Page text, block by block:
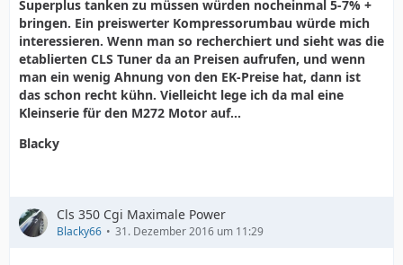
Superplus tanken zu müssen würden nocheinmal 5-7% +
bringen. Ein preiswerter Kompressorumbau würde mich
interessieren. Wenn man so recherchiert und sieht was die
etablierten CLS Tuner da an Preisen aufrufen, und wenn
man ein wenig Ahnung von den EK-Preise hat, dann ist
das schon recht kühn. Vielleicht lege ich da mal eine
Kleinserie für den M272 Motor auf...
Blacky
Cls 350 Cgi Maximale Power
Blacky66 31. Dezember 2016 um 11:29